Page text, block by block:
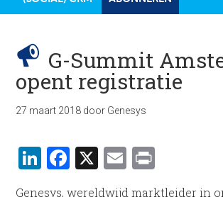
G-Summit
opent registratie
27 maart 2018 door Genesys
LinkedIn
Facebook
X Email
Genesys, wereldwijd marktleider in